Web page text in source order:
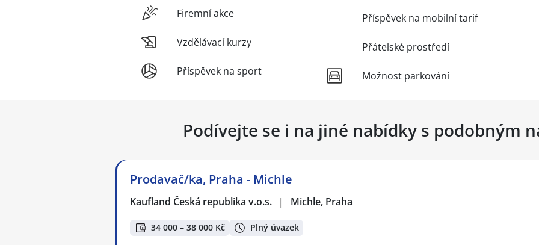
Firemní akce
Vzdělávací kurzy
Příspěvek na sport
Příspěvek na mobilní tarif
Přátelské prostředí
Možnost parkování
Podívejte se i na jiné nabídky s podobným
Prodavač/ka, Praha - Michle
Kaufland Česká republika v.o.s. | Michle, Praha
34 000 – 38 000 Kč Plný úvazek